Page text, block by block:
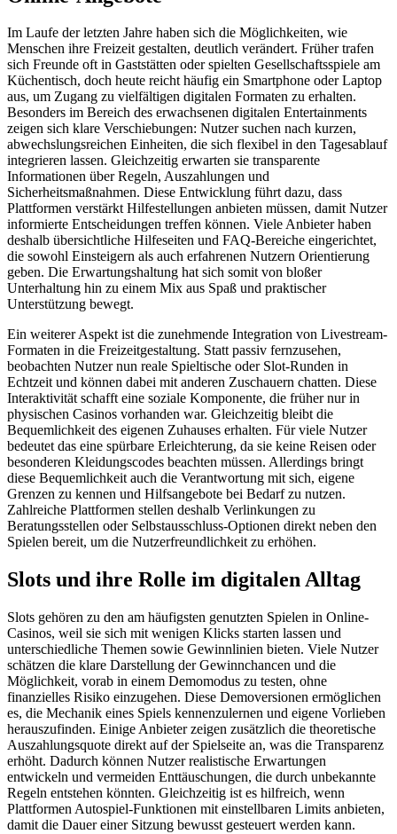
Im Laufe der letzten Jahre haben sich die Möglichkeiten, wie
Menschen ihre Freizeit gestalten, deutlich verändert. Früher trafen
sich Freunde oft in Gaststätten oder spielten Gesellschaftsspiele am
Küchentisch, doch heute reicht häufig ein Smartphone oder Laptop
aus, um Zugang zu vielfältigen digitalen Formaten zu erhalten.
Besonders im Bereich des erwachsenen digitalen Entertainments
zeigen sich klare Verschiebungen: Nutzer suchen nach kurzen,
abwechslungsreichen Einheiten, die sich flexibel in den Tagesablauf
integrieren lassen. Gleichzeitig erwarten sie transparente
Informationen über Regeln, Auszahlungen und
Sicherheitsmaßnahmen. Diese Entwicklung führt dazu, dass
Plattformen verstärkt Hilfestellungen anbieten müssen, damit Nutzer
informierte Entscheidungen treffen können. Viele Anbieter haben
deshalb übersichtliche Hilfeseiten und FAQ-Bereiche eingerichtet,
die sowohl Einsteigern als auch erfahrenen Nutzern Orientierung
geben. Die Erwartungshaltung hat sich somit von bloßer
Unterhaltung hin zu einem Mix aus Spaß und praktischer
Unterstützung bewegt.
Ein weiterer Aspekt ist die zunehmende Integration von Livestream-
Formaten in die Freizeitgestaltung. Statt passiv fernzusehen,
beobachten Nutzer nun reale Spieltische oder Slot-Runden in
Echtzeit und können dabei mit anderen Zuschauern chatten. Diese
Interaktivität schafft eine soziale Komponente, die früher nur in
physischen Casinos vorhanden war. Gleichzeitig bleibt die
Bequemlichkeit des eigenen Zuhauses erhalten. Für viele Nutzer
bedeutet das eine spürbare Erleichterung, da sie keine Reisen oder
besonderen Kleidungscodes beachten müssen. Allerdings bringt
diese Bequemlichkeit auch die Verantwortung mit sich, eigene
Grenzen zu kennen und Hilfsangebote bei Bedarf zu nutzen.
Zahlreiche Plattformen stellen deshalb Verlinkungen zu
Beratungsstellen oder Selbstausschluss-Optionen direkt neben den
Spielen bereit, um die Nutzerfreundlichkeit zu erhöhen.
Slots und ihre Rolle im digitalen Alltag
Slots gehören zu den am häufigsten genutzten Spielen in Online-
Casinos, weil sie sich mit wenigen Klicks starten lassen und
unterschiedliche Themen sowie Gewinnlinien bieten. Viele Nutzer
schätzen die klare Darstellung der Gewinnchancen und die
Möglichkeit, vorab in einem Demomodus zu testen, ohne
finanzielles Risiko einzugehen. Diese Demoversionen ermöglichen
es, die Mechanik eines Spiels kennenzulernen und eigene Vorlieben
herauszufinden. Einige Anbieter zeigen zusätzlich die theoretische
Auszahlungsquote direkt auf der Spielseite an, was die Transparenz
erhöht. Dadurch können Nutzer realistische Erwartungen
entwickeln und vermeiden Enttäuschungen, die durch unbekannte
Regeln entstehen könnten. Gleichzeitig ist es hilfreich, wenn
Plattformen Autospiel-Funktionen mit einstellbaren Limits anbieten,
damit die Dauer einer Sitzung bewusst gesteuert werden kann.